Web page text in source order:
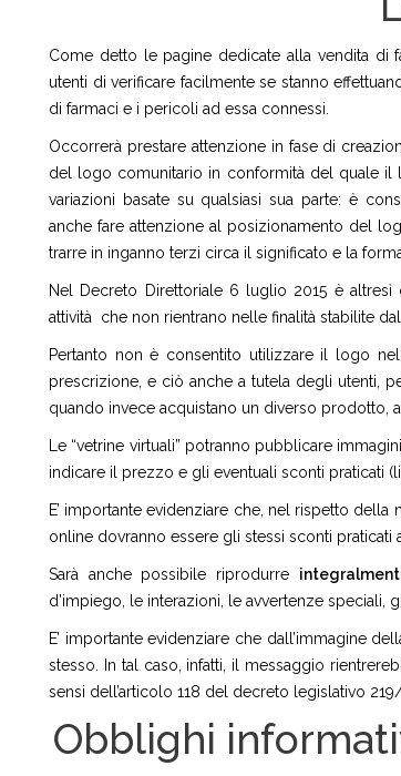
Come detto le pagine dedicate alla vendita di
utenti di verificare facilmente se stanno
di farmaci e i pericoli ad essa connessi.
Occorrerà prestare attenzione in fase di
del logo comunitario in conformità del quale il
variazioni basate su qualsiasi sua parte: è
anche fare attenzione al posizionamento del
trarre in inganno terzi circa il significato e la
Nel Decreto Direttoriale 6 luglio 2015 è
attività che non rientrano nelle finalità stabilite
Pertanto non è consentito utilizzare il logo
prescrizione, e ciò anche a tutela degli utenti,
quando invece acquistano un diverso prodotto,
Le “vetrine virtuali” potranno pubblicare
indicare il prezzo e gli eventuali sconti praticati
E’ importante evidenziare che, nel rispetto
online dovranno essere gli stessi sconti praticati
Sarà anche possibile riprodurre
d’impiego, le interazioni, le avvertenze speciali,
E’ importante evidenziare che dall’immagine
stesso. In tal caso, infatti, il messaggio
sensi dell’articolo 118 del decreto legislativo
Obblighi